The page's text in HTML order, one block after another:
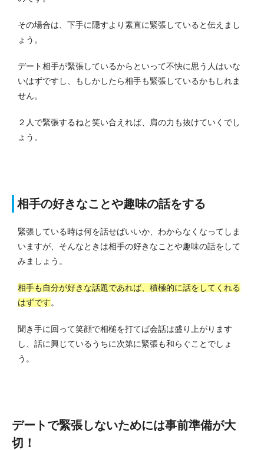
その場合は、下手に隠すより素直に緊張していると伝えまし
ょう。
デート相手が緊張しているからといって不快に思う人はいな
いはずですし、もしかしたら相手も緊張しているかもしれま
せん。
２人で緊張するねと笑い合えれば、肩の力も抜けていくでし
ょう。
相手の好きなことや趣味の話をする
緊張している時は何を話せばいいか、わからなくなってしま
いますが、そんなときは相手の好きなことや趣味の話をして
みましょう。
相手も自分が好きな話題であれば、積極的に話をしてくれる
はずです。
聞き手に回って笑顔で相槌を打てば会話は盛り上がります
し、話に興じているうちに次第に緊張も和らぐことでしょ
う。
デートで緊張しないためには事前準備が大
切！